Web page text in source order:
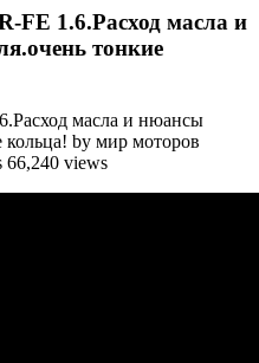
FE 1.6.Расход масла и
тонкие
масла и нюансы
кольца! by мир моторов
66,240 views